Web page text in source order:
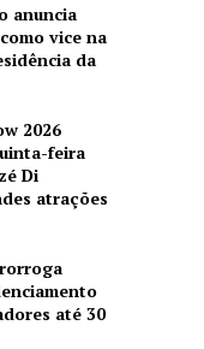
anuncia
vice na
da
2026
feira
Di
atrações
até 30